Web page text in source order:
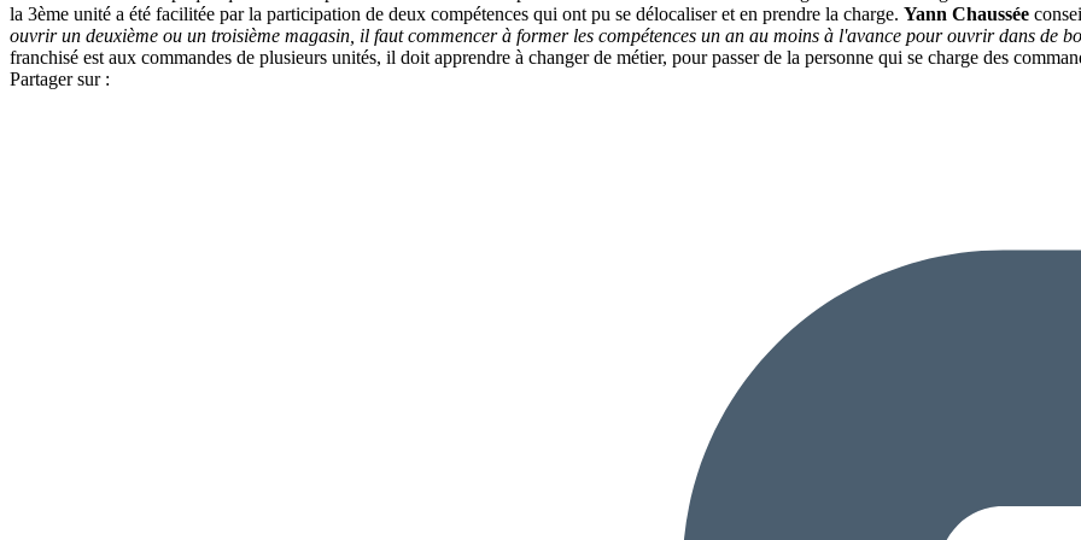
la 3ème unité a été facilitée par la participation de deux compétences qui ont pu se délocaliser et en prendre la charge. Yann Chaussée
ouvrir un deuxième ou un troisième magasin, il faut commencer à former les compétences un an au moins à l'avance pour ouvrir dans de
franchisé est aux commandes de plusieurs unités, il doit apprendre à changer de métier, pour passer de la personne qui se charge des
Partager sur :